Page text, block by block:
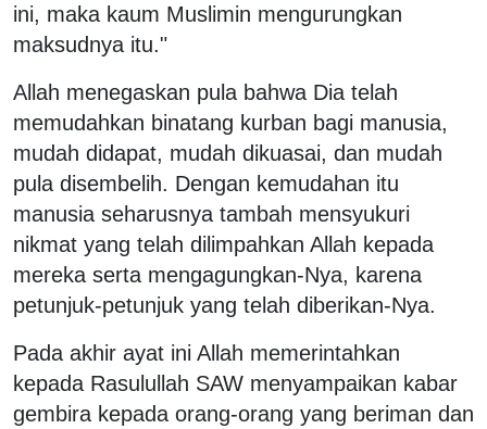
ini, maka kaum Muslimin mengurungkan
maksudnya itu."
Allah menegaskan pula bahwa Dia telah
memudahkan binatang kurban bagi manusia,
mudah didapat, mudah dikuasai, dan mudah
pula disembelih. Dengan kemudahan itu
manusia seharusnya tambah mensyukuri
nikmat yang telah dilimpahkan Allah kepada
mereka serta mengagungkan-Nya, karena
petunjuk-petunjuk yang telah diberikan-Nya.
Pada akhir ayat ini Allah memerintahkan
kepada Rasulullah SAW menyampaikan kabar
gembira kepada orang-orang yang beriman dan